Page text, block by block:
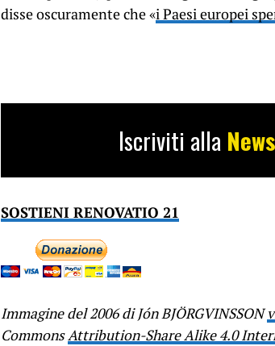
disse oscuramente che «i Paesi europei
Iscriviti alla
SOSTIENI RENOVATIO 21
Immagine del 2006 di Jón BJÖRGVINSSON
CommonsAttribution-Share Alike 4.0